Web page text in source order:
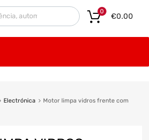
€0.00
0
Electrónica
Motor limpa vidros frente com